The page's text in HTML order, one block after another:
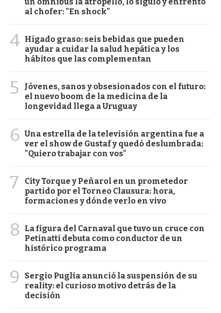
al chofer: "En shock"
4 Hígado graso: seis bebidas que pueden
ayudar a cuidar la salud hepática y los
hábitos que las complementan
5
Jóvenes, sanos y obsesionados con el futuro:
el nuevo boom de la medicina de la
longevidad llega a Uruguay
6 Una estrella de la televisión argentina fue a
ver el show de Gustaf y quedó deslumbrada:
"Quiero trabajar con vos"
7
City Torque y Peñarol en un prometedor
partido por el Torneo Clausura: hora,
formaciones y dónde verlo en vivo
8
La figura del Carnaval que tuvo un cruce con
Petinatti debuta como conductor de un
histórico programa
9
Sergio Puglia anunció la suspensión de su
reality: el curioso motivo detrás de la
decisión